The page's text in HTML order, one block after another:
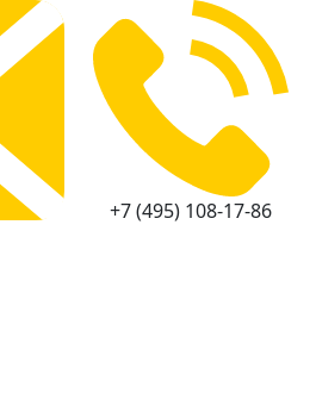
+7 (495) 108-17-86